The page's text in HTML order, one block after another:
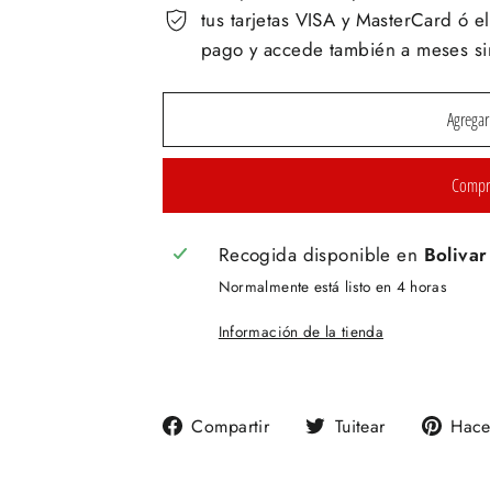
tus tarjetas VISA y MasterCard ó
pago y accede también a meses
Recogida disponible en
Normalmente está listo en 4 horas
Información de la tienda
Compartir
Compartir
Tuitear
Tuitear